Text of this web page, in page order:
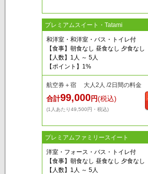
プレミアムスイート・Tatami
和洋室・和洋室・バス・トイレ付
【食事】朝食なし 昼食なし 夕食なし
【人数】1人 ～ 5人
【ポイント】1%
航空券＋宿 大人2人 /2日間の料金
合計99,000円(税込)
(1人あたり49,500円・税込)
プレミアムファミリースイート
洋室・フォース・バス・トイレ付
【食事】朝食なし 昼食なし 夕食なし
【人数】1人 ～ 5人